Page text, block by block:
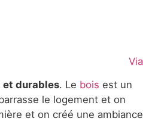
Via
et durables. Le bois est un
le logement et on
et on créé une ambiance